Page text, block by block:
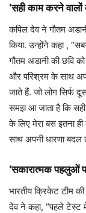
‘सही काम करने
कपिल देव ने गौतम
किया. उन्होंने कहा ,
गौतम अडानी की छवि
और परिश्रम के साथ
जाते हैं. जो लोग सिर्फ
समझ आ जाता है कि सही
के लिए मेरा बस इतना
साथ अपनी धारणा बदल
‘सकारात्मक पहलुओं
भारतीय क्रिकेट टीम
देव ने कहा, “पहले टेस्ट